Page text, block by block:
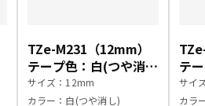
TZe-M231（12mm）
テープ色：白(つや消
し) / 黒文字
サイズ：12mm
カラー：白(つや消し)
テ
ワ
サイ
カラ